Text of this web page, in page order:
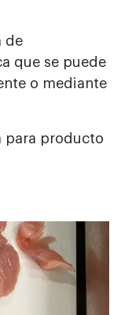
de
que se puede
o mediante
para producto